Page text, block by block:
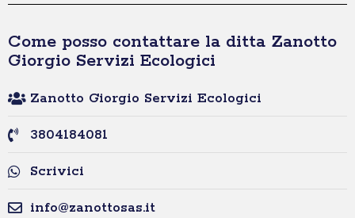
Come posso contattare la ditta Zanotto
Giorgio Servizi Ecologici
Zanotto Giorgio Servizi Ecologici
3804184081
Scrivici
info@zanottosas.it